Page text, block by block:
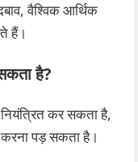
वैश्विक आर्थिक
हैं।
है?
कर सकता है,
करना पड़ सकता है।